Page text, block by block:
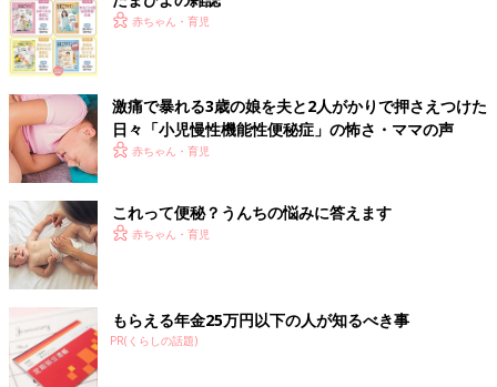
赤ちゃん・育児
激痛で暴れる3歳の娘を夫と2人がかりで押さえつけた
日々「小児慢性機能性便秘症」の怖さ・ママの声
赤ちゃん・育児
これって便秘？うんちの悩みに答えます
赤ちゃん・育児
もらえる年金25万円以下の人が知るべき事
PR(くらしの話題)